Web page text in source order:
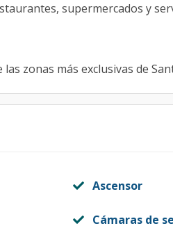
supermercados y
zonas más exclusivas de
Ascensor
Cámaras de